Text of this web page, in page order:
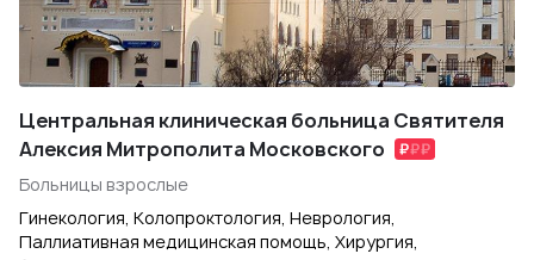
Центральная клиническая больница Святителя
Алексия Митрополита Московского
Больницы взрослые
Гинекология, Колопроктология, Неврология,
Паллиативная медицинская помощь, Хирургия,